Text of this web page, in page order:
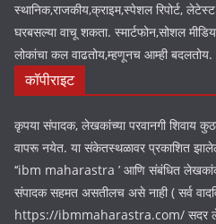
स्थानिक,राजकीय,क्राइम,स्पेशल रिपोर्ट,
घरबसल्या वाचू शकता. स्मार्टफोन,सोशल
लोकांचा कल वाढतोय,म्हणूनच आम्ही बदलतोय.
कॉपीराइट
कृपया संपादक, लेखकांच्या परवानगी शिवाय
वापरू नयेत. या संकेतस्थळावर प्रकाशित
‘‘ibm maharastra ’ आणि संबंधित
संपादक सहमत असतीलच असे नाही ( सर्व
https://ibmmaharastra.com/ सदर लेख